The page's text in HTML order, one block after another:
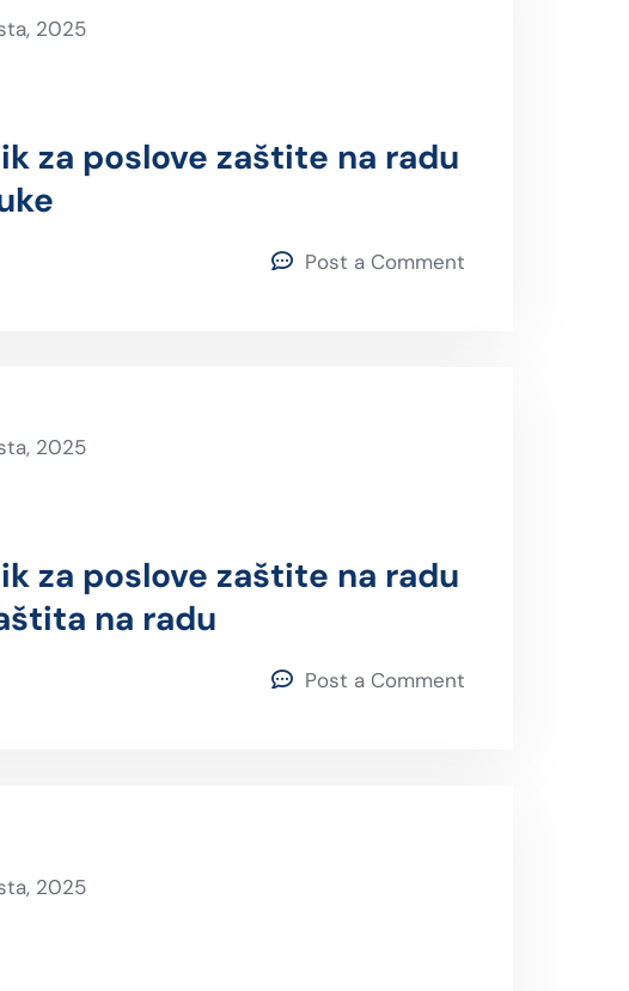
2025
za poslove zaštite na radu
Post a Comment
2025
za poslove zaštite na radu
na radu
Post a Comment
2025